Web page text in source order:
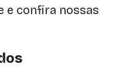
e confira nossas